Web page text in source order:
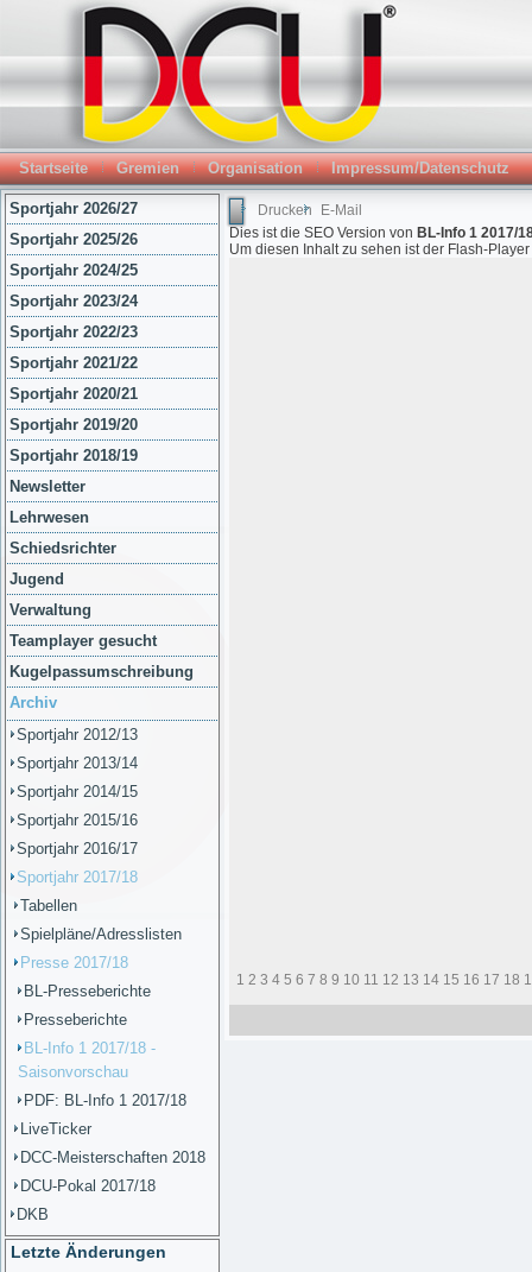
Startseite Gremien Organisation Impressum/Datenschutz
Sportjahr 2026/27
Sportjahr 2025/26
Sportjahr 2024/25
Sportjahr 2023/24
Sportjahr 2022/23
Sportjahr 2021/22
Sportjahr 2020/21
Sportjahr 2019/20
Sportjahr 2018/19
Newsletter
Lehrwesen
Schiedsrichter
Jugend
Verwaltung
Teamplayer gesucht
Kugelpassumschreibung
Archiv
Sportjahr 2012/13
Sportjahr 2013/14
Sportjahr 2014/15
Sportjahr 2015/16
Sportjahr 2016/17
Sportjahr 2017/18
Tabellen
Spielpläne/Adresslisten
Presse 2017/18
BL-Presseberichte
Presseberichte
BL-Info 1 2017/18 -
Saisonvorschau
PDF: BL-Info 1 2017/18
LiveTicker
DCC-Meisterschaften 2018
DCU-Pokal 2017/18
DKB
Letzte Änderungen
Drucken
E-Mail
Dies ist die SEO Version von BL-Info 1 2017/
Um diesen Inhalt zu sehen ist der Flash-
1 2 3 4 5 6 7 8 9 10 11 12 13 14 15 16 17 18